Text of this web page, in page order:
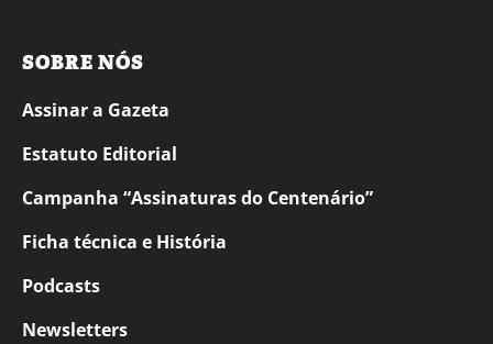
SOBRE NÓS
Assinar a Gazeta
Estatuto Editorial
Campanha “Assinaturas do Centenário”
Ficha técnica e História
Podcasts
Newsletters